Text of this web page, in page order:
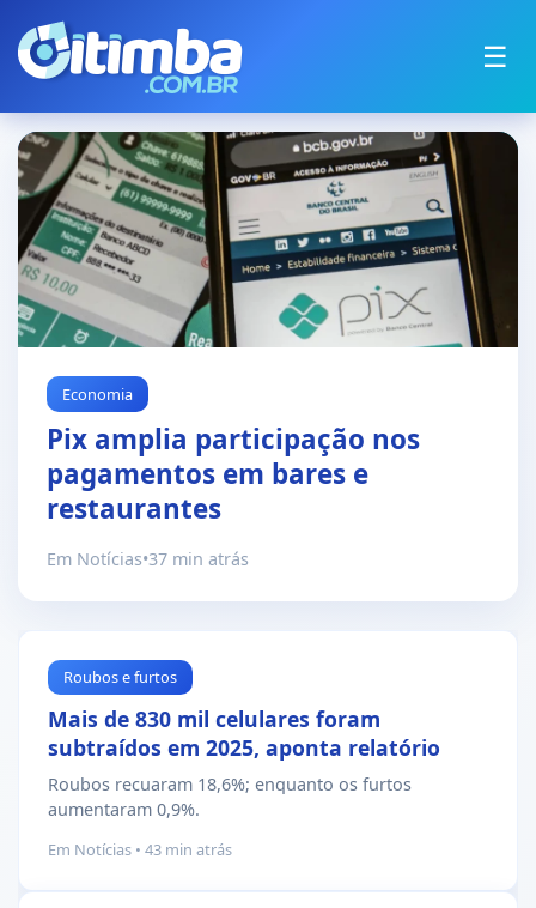
☰
Economia
Pix amplia participação nos
pagamentos em bares e
restaurantes
Em Notícias•37 min atrás
Roubos e furtos
Mais de 830 mil celulares foram
subtraídos em 2025, aponta relatório
Roubos recuaram 18,6%; enquanto os furtos
aumentaram 0,9%.
Em Notícias • 43 min atrás